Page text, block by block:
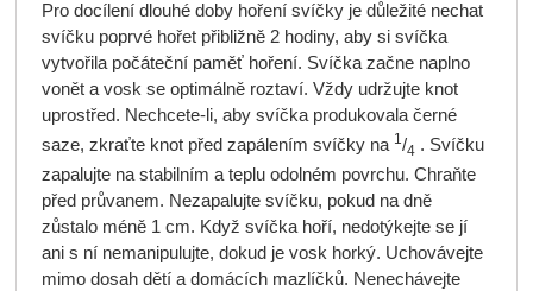
Pro docílení dlouhé doby hoření svíčky je důležité nechat
svíčku poprvé hořet přibližně 2 hodiny, aby si svíčka
vytvořila počáteční paměť hoření. Svíčka začne naplno
vonět a vosk se optimálně roztaví. Vždy udržujte knot
uprostřed. Nechcete-li, aby svíčka produkovala černé
saze, zkraťte knot před zapálením svíčky na 1/4 . Svíčku
zapalujte na stabilním a teplu odolném povrchu. Chraňte
před průvanem. Nezapalujte svíčku, pokud na dně
zůstalo méně 1 cm. Když svíčka hoří, nedotýkejte se jí
ani s ní nemanipulujte, dokud je vosk horký. Uchovávejte
mimo dosah dětí a domácích mazlíčků. Nenechávejte